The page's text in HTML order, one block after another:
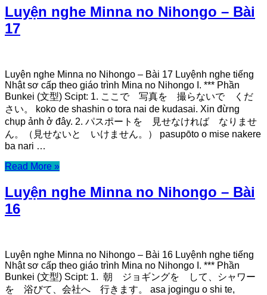
Luyện nghe Minna no Nihongo – Bài
17
Luyện nghe Minna no Nihongo – Bài 17 Luyệnh nghe tiếng
Nhật sơ cấp theo giáo trình Mina no Nihongo I. *** Phần
Bunkei (文型) Scipt: 1. ここで 写真を 撮らないで くだ
さい。 koko de shashin o tora nai de kudasai. Xin đừng
chụp ảnh ở đây. 2. パスポートを 見せなければ なりませ
ん。（見せないと いけません。） pasupōto o mise nakere
ba nari …
Read More »
Luyện nghe Minna no Nihongo – Bài
16
Luyện nghe Minna no Nihongo – Bài 16 Luyệnh nghe tiếng
Nhật sơ cấp theo giáo trình Mina no Nihongo I. *** Phần
Bunkei (文型) Scipt: 1. 朝 ジョギングを して、シャワー
を 浴びて、会社へ 行きます。 asa jogingu o shi te,